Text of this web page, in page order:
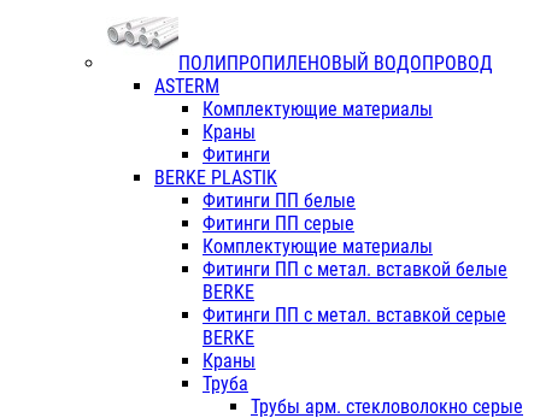
ПОЛИПРОПИЛЕНОВЫЙ ВОДОПРОВОД
ASTERM
Комплектующие материалы
Краны
Фитинги
BERKE PLASTIK
Фитинги ПП белые
Фитинги ПП серые
Комплектующие материалы
Фитинги ПП с метал. вставкой белые
BERKE
Фитинги ПП с метал. вставкой серые
BERKE
Краны
Труба
Трубы арм. стекловолокно серые